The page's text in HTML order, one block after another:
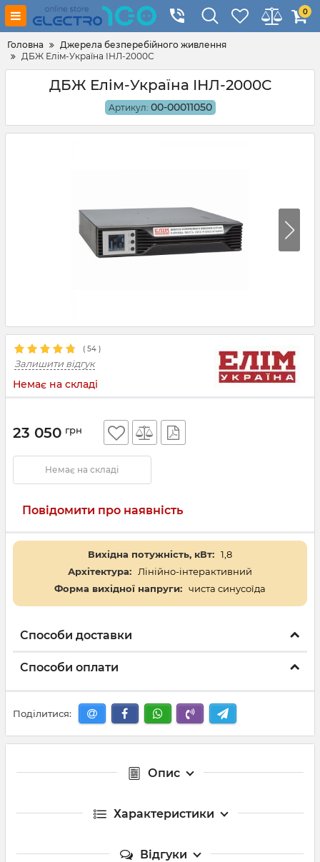
0
Головна
Джерела безперебійного живлення
ДБЖ Елім-Україна ІНЛ-2000С
ДБЖ Елім-Україна ІНЛ-2000С
Артикул: 00-00011050
( 54 )
Залишити відгук
Немає на складі
23 050 грн
Немає на складі
Повідомити про наявність
Вихідна потужність, кВт: 1,8
Архітектура:
Лінійно-інтерактивний
Форма вихідної напруги: чиста синусоїда
Способи доставки
Способи оплати
Поділитися:
Опис
Характеристики
Відгуки